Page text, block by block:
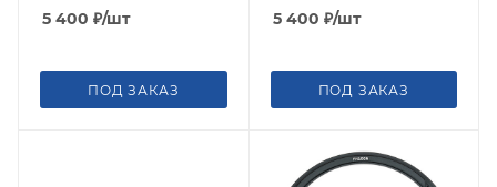
5 400 ₽/шт
ПОД ЗАКАЗ
5 400 ₽/шт
ПОД ЗАКАЗ